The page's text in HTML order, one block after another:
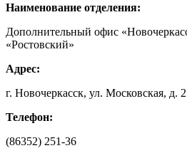
Наименование отделения:
Дополнительный офис
«Ростовский»
Адрес:
г. Новочеркасск, ул. Московская, д.
Телефон:
(86352) 251-36